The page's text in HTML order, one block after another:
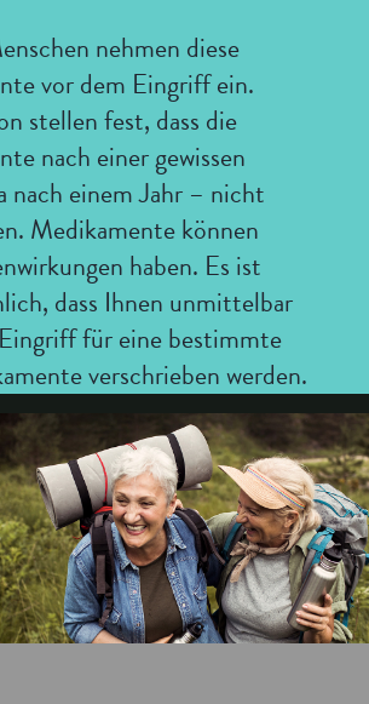
nehmen diese
vor dem Eingriff ein.
stellen fest, dass die
nach einer gewissen
nach einem Jahr – nicht
Medikamente können
haben. Es ist
dass Ihnen unmittelbar
für eine bestimmte
verschrieben werden.